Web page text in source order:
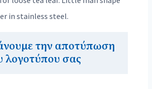
in stainless steel.
την αποτύπωση
λογοτύπου σας